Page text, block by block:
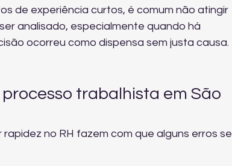
de experiência curtos, é comum não atingir
analisado, especialmente quando há
ocorreu como dispensa sem justa causa.
trabalhista em São
no RH fazem com que alguns erros se